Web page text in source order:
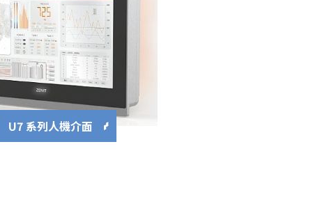
U7 系列人機介面